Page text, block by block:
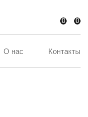
0 0
О нас Контакты